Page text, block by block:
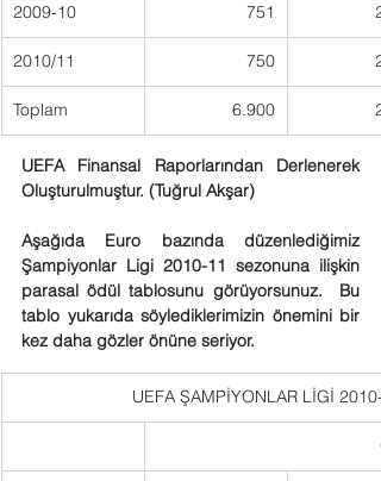
2009-10 751
2010/11 750
Toplam 6.900
UEFA Finansal Raporlarından Derlenerek
Oluşturulmuştur. (Tuğrul Akşar)
Aşağıda Euro bazında düzenlediğimiz
Şampiyonlar Ligi 2010-11 sezonuna ilişkin
parasal ödül tablosunu görüyorsunuz.  Bu
tablo yukarıda söylediklerimizin önemini bir
kez daha gözler önüne seriyor.
UEFA ŞAMPİYONLAR LİGİ